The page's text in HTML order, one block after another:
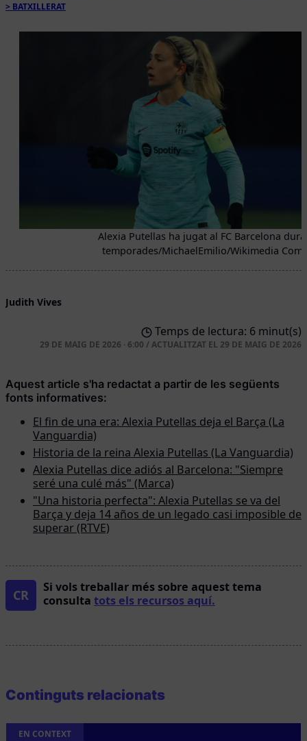
BATXILLERAT
Alexia Putellas ha jugat al FC Barcelona
temporades/MichaelEmilio/Wikimedia
Judith Vives
Temps de lectura: 6 minut(s)
29 DE MAIG DE 2026 · 6:00 /ACTUALITZAT EL 29 DE MAIG DE 2026
Aquest article s'ha redactat a partir de les següents
fonts informatives:
El fin de una era: Alexia Putellas deja el Barça (La
Vanguardia)
Historia de la reina Alexia Putellas (La Vanguardia)
Alexia Putellas dice adiós al Barcelona: "Siempre
seré una culé más" (Marca)
"Una historia perfecta": Alexia Putellas se va del
Barça y deja 14 años de un legado casi imposible de
superar (RTVE)
CR
Si vols treballar més sobre aquest tema
consulta tots els recursos aquí.
Continguts relacionats
EN CONTEXT